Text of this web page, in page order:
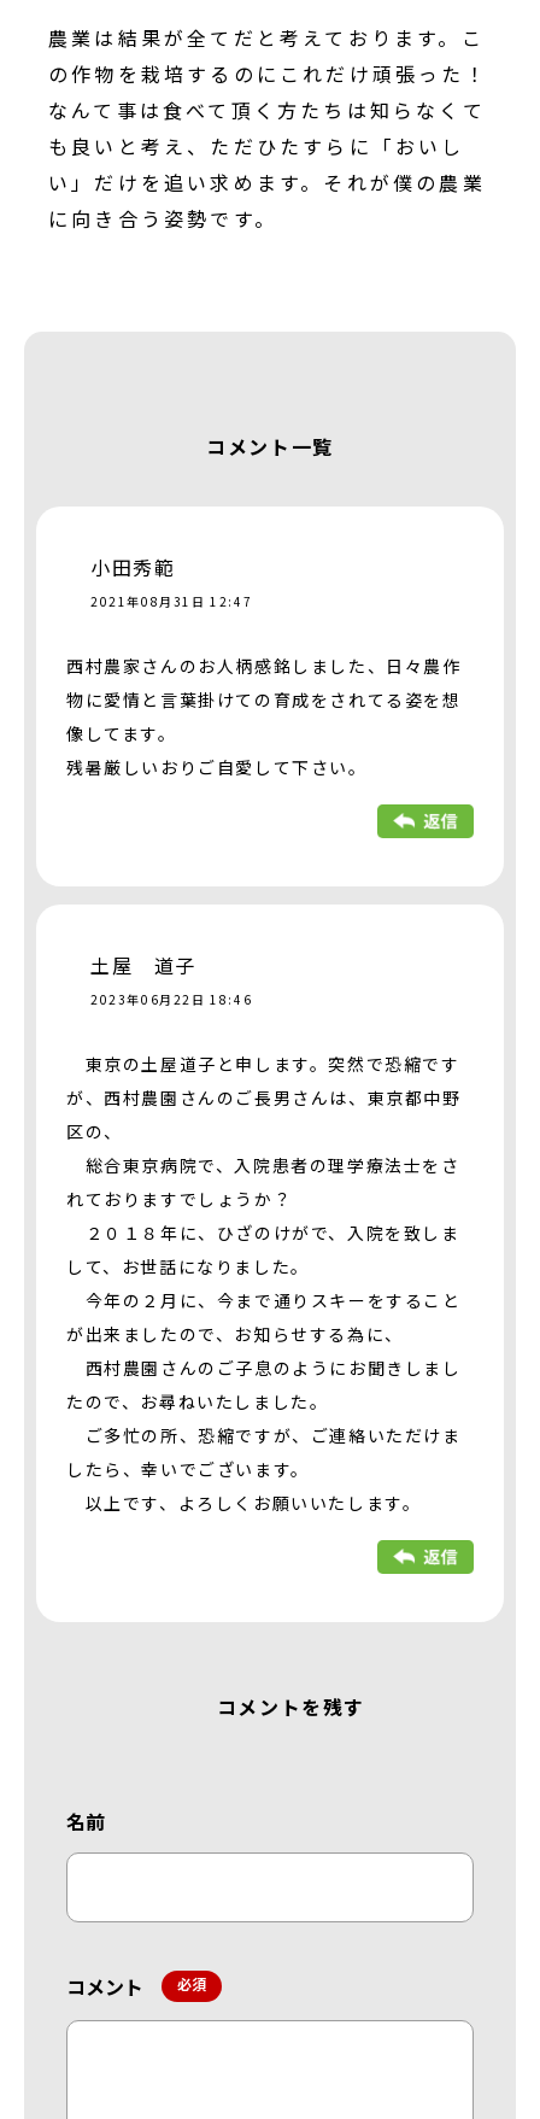
農業は結果が全てだと考えております。こ
の作物を栽培するのにこれだけ頑張った！
なんて事は食べて頂く方たちは知らなくて
も良いと考え、ただひたすらに「おいし
い」だけを追い求めます。それが僕の農業
に向き合う姿勢です。
コメント一覧
小田秀範
2021年08月31日 12:47
西村農家さんのお人柄感銘しました、日々農作
物に愛情と言葉掛けての育成をされてる姿を想
像してます。
残暑厳しいおりご自愛して下さい。
土屋 道子
2023年06月22日 18:46
東京の土屋道子と申します。突然で恐縮です
が、西村農園さんのご長男さんは、東京都中野
区の、
総合東京病院で、入院患者の理学療法士をさ
れておりますでしょうか？
２０１８年に、ひざのけがで、入院を致しま
して、お世話になりました。
今年の２月に、今まで通りスキーをすること
が出来ましたので、お知らせする為に、
西村農園さんのご子息のようにお聞きしまし
たので、お尋ねいたしました。
ご多忙の所、恐縮ですが、ご連絡いただけま
したら、幸いでございます。
以上です、よろしくお願いいたします。
コメントを残す
名前
コメント *